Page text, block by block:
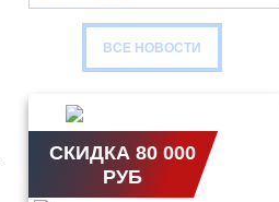
ВСЕ НОВОСТИ
СКИДКА 80 000
РУБ